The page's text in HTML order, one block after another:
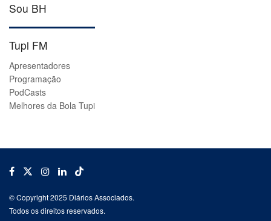
Sou BH
Tupi FM
Apresentadores
Programação
PodCasts
Melhores da Bola Tupi
© Copyright 2025 Diários Associados.
Todos os direitos reservados.